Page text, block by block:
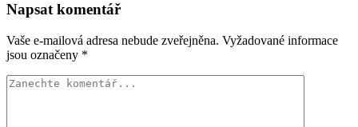
Napsat komentář
Vaše e-mailová adresa nebude zveřejněna. Vyžadované informace
jsou označeny *